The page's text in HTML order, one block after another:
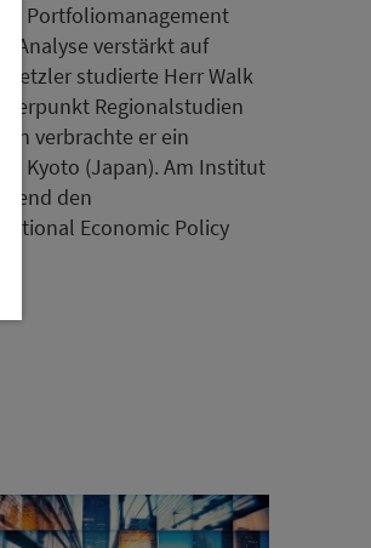
Portfoliomanagement
Analyse verstärkt auf
studierte Herr Walk
Regionalstudien
verbrachte er ein
Kyoto (Japan). Am Institut
den
Economic Policy